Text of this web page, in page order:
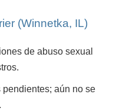
(Winnetka, IL)
de abuso sexual
pendientes; aún no se